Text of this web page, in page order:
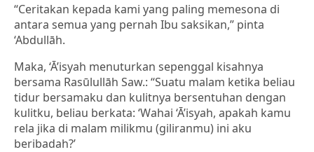
“Ceritakan kepada kami yang paling memesona di
antara semua yang pernah Ibu saksikan,” pinta
‘Abdullāh.
Maka, ‘Ā’isyah menuturkan sepenggal kisahnya
bersama Rasūlullāh Saw.: “Suatu malam ketika beliau
tidur bersamaku dan kulitnya bersentuhan dengan
kulitku, beliau berkata: ‘Wahai ‘Ā’isyah, apakah kamu
rela jika di malam milikmu (giliranmu) ini aku
beribadah?’